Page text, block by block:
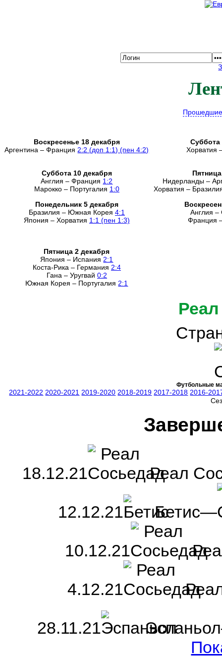
Воскресенье 18 декабря
Аргентина – Франция 2:2 (доп 1:1) (пен 4:2)
Суббота
Хорватия
Суббота 10 декабря
Англия – Франция 1:2
Марокко – Португалия 1:0
Нидерланды –
Хорватия –
Понедельник 5 декабря
Бразилия – Южная Корея 4:1
Япония – Хорватия 1:1 (пен 1:3)
Англия
Франция
Пятница 2 декабря
Япония – Испания 2:1
Коста-Рика – Германия 2:4
Гана – Уругвай 0:2
Южная Корея – Португалия 2:1
Футбольные
2021-2022 2020-2021 2019-2020 2018-2019 2017-2018 2016-
18.12.21 Реал
12.12.21 Бетис—
10.12.21
4.12.21
28.11.21